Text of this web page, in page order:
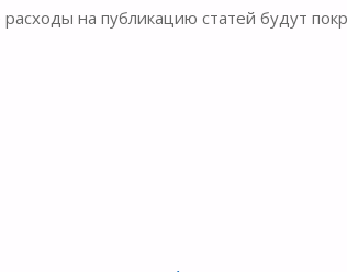
на публикацию статей будут